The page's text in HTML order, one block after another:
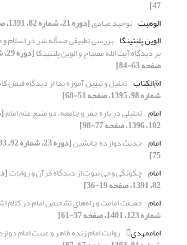
47]
الوهیت توحید عبادی[دوره 21، شماره 82، 1391، صفحه 5-17]
الوین پلنتینگا بررسی تطبیقی مسأله شر در اسلام و
بر دیدگاه آیت الله مصباح و الوین پلنتینگا
صفحه 63-84]
امّ‌الکتاب تحلیل و تبیین آموزه بدا از دیدگاه فیض
شماره 98، 1395، صفحه 51-68]
امام تحلیلی در باره جفر و جامعه، دو منبع علم امام
102، 1396، صفحه 77-98]
امام حدیث دوازده جانشین
75]
امام چگونگی وحی نبوت از دیدگاه قرآن و روایات
82، 1391، صفحه 19-36]
امام حقیقت امامت و راه‌های تشخیص امام در کلام
شماره 123، 1401، صفحه 37-61]
امام‎مهدی
روایت امام زنده ظاهر و غیبت امام